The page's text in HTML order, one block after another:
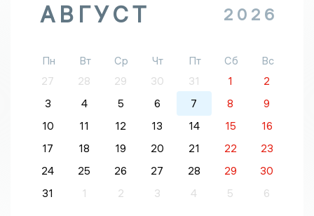
АВГУСТ 2026
Пн Вт Ср Чт Пт Сб
Вс
27
28 29 30 31 1
2
3
4 5 6 7 8
9
10
11 12 13 14 15
16
17
18 19 20 21 22
23
24
25 26 27 28 29
30
31
1 2 3 4 5 6